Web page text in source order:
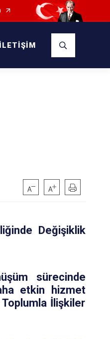
İLETİŞİM
Değişiklik
sürecinde
etkin hizmet
İlişkiler